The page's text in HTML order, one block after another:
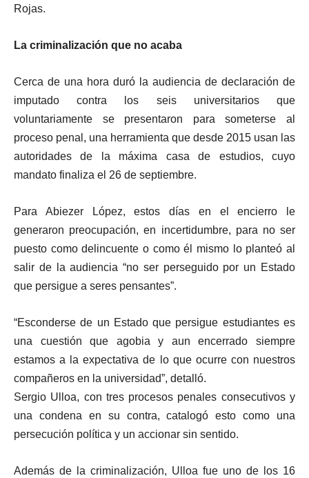
Rojas.
La criminalización que no acaba
Cerca de una hora duró la audiencia de declaración de
imputado contra los seis universitarios que
voluntariamente se presentaron para someterse al
proceso penal, una herramienta que desde 2015 usan las
autoridades de la máxima casa de estudios, cuyo
mandato finaliza el 26 de septiembre.
Para Abiezer López, estos días en el encierro le
generaron preocupación, en incertidumbre, para no ser
puesto como delincuente o como él mismo lo planteó al
salir de la audiencia “no ser perseguido por un Estado
que persigue a seres pensantes”.
“Esconderse de un Estado que persigue estudiantes es
una cuestión que agobia y aun encerrado siempre
estamos a la expectativa de lo que ocurre con nuestros
compañeros en la universidad”, detalló.
Sergio Ulloa, con tres procesos penales consecutivos y
una condena en su contra, catalogó esto como una
persecución política y un accionar sin sentido.
Además de la criminalización, Ulloa fue uno de los 16